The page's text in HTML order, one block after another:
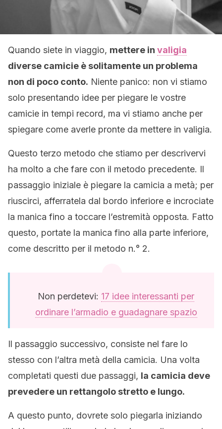
Quando siete in viaggio, mettere in valigia
diverse camicie è solitamente un problema
non di poco conto. Niente panico: non vi stiamo
solo presentando idee per piegare le vostre
camicie in tempi record, ma vi stiamo anche per
spiegare come averle pronte da mettere in valigia.
Questo terzo metodo che stiamo per descrivervi
ha molto a che fare con il metodo precedente. Il
passaggio iniziale è piegare la camicia a metà; per
riuscirci, afferratela dal bordo inferiore e incrociate
la manica fino a toccare l’estremità opposta. Fatto
questo, portate la manica fino alla parte inferiore,
come descritto per il metodo n.° 2.
Non perdetevi: 17 idee interessanti per
ordinare l’armadio e guadagnare spazio
Il passaggio successivo, consiste nel fare lo
stesso con l’altra metà della camicia. Una volta
completati questi due passaggi, la camicia deve
prevedere un rettangolo stretto e lungo.
A questo punto, dovrete solo piegarla iniziando